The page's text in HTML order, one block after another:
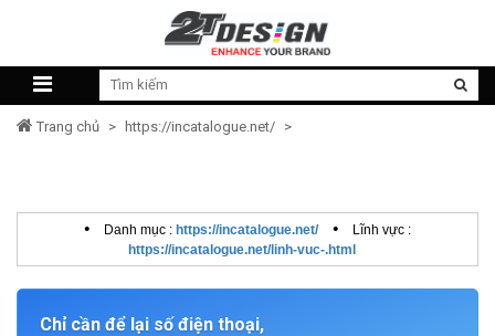
Trang chủ > https://incatalogue.net/ >
• Danh mục : https://incatalogue.net/ •
Lĩnh vực :
https://incatalogue.net/linh-vuc-.html
Chỉ cần để lại số điện thoại,